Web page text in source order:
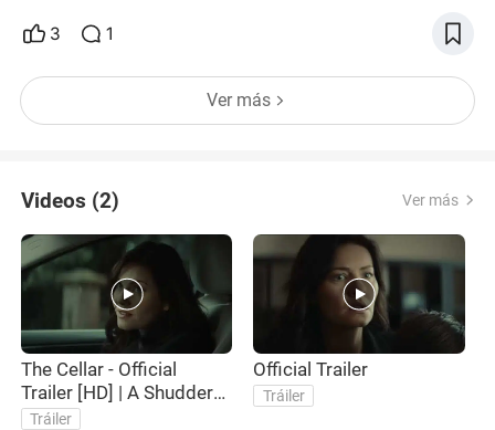
viene con una condición inquebrantable: nunca
de hacerlo lo perderían todo. Al parecer, una
condición fácil de cumplir 🤔 mmm... no lo creo. Un
thriller apasionante que utiliza una simple pero
3 1
Ver más
Videos (2) Ver más
The Cellar - Official
Trailer [HD] | A Shudder
Original
Tráiler
Official Trailer
Tráiler